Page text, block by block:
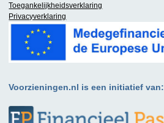
Toegankelijkheidsverklaring
Privacyverklaring
Voorzieningen.nl is een initiatief van: